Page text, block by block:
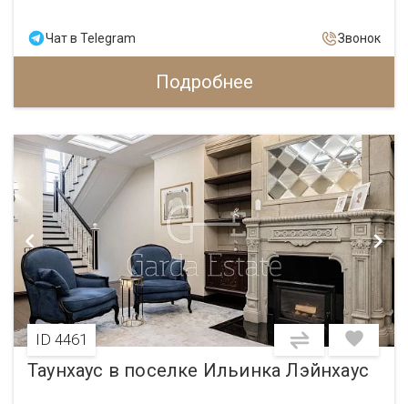
Чат в Telegram Звонок
Подробнее
ID 4461
Таунхаус в поселке Ильинка Лэйнхаус